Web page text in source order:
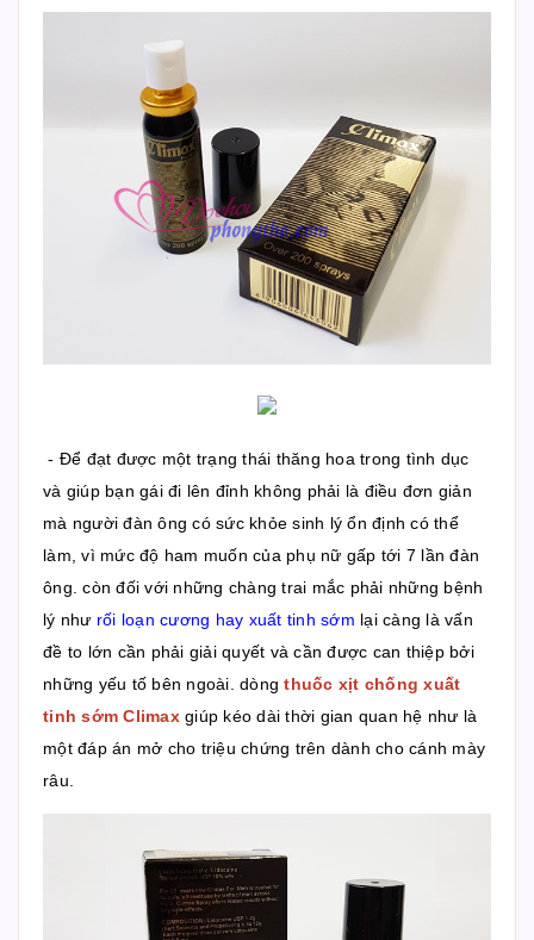
- Để đạt được một trạng thái thăng hoa trong tình dục
và giúp bạn gái đi lên đỉnh không phải là điều đơn giản
mà người đàn ông có sức khỏe sinh lý ổn định có thể
làm, vì mức độ ham muốn của phụ nữ gấp tới 7 lần đàn
ông. còn đối với những chàng trai mắc phải những bệnh
lý như rối loạn cương hay xuất tinh sớm lại càng là vấn
đề to lớn cần phải giải quyết và cần được can thiệp bởi
những yếu tố bên ngoài. dòngthuốc xịt chống xuất
tinh sớm Climaxgiúp kéo dài thời gian quan hệ như là
một đáp án mở cho triệu chứng trên dành cho cánh mày
râu.